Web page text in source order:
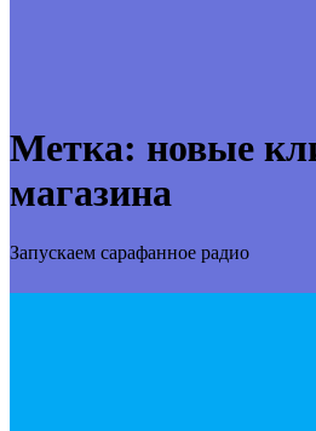
Метка: новые
магазина
Запускаем сарафанное радио